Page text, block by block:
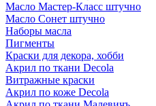
Масло Мастер-Класс штучно
Масло Сонет штучно
Наборы масла
Пигменты
Краски для декора, хобби
Акрил по ткани Decola
Витражные краски
Акрил по коже Decola